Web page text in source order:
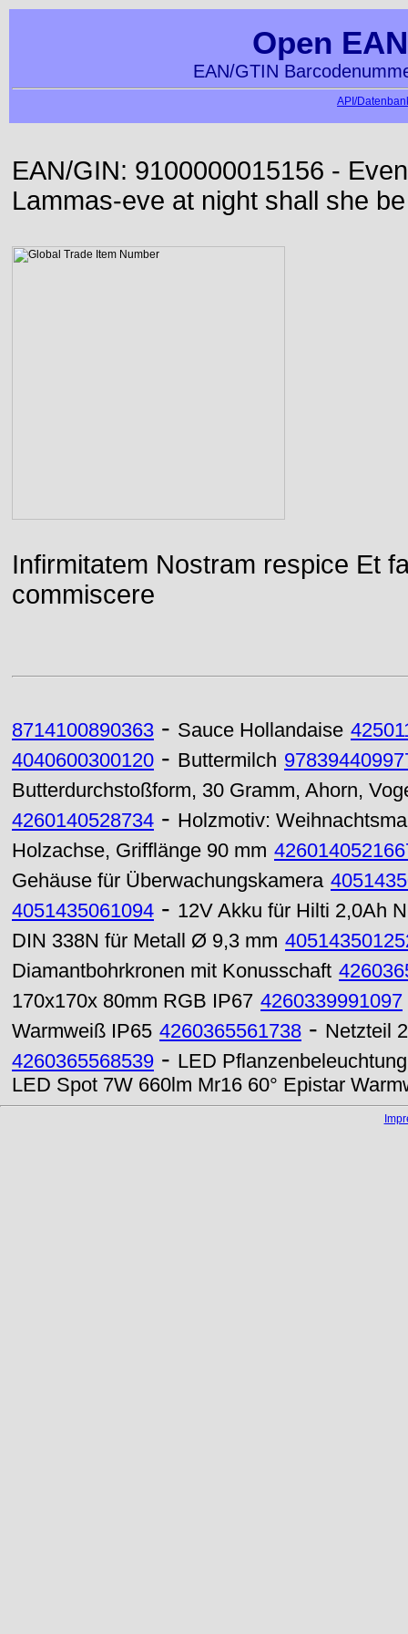
Open
EAN/GTIN
API/
EAN/GIN: 9100000015156 -
Lammas-eve at night shall she
Infirmitatem Nostram respice Et
commiscere
8714100890363 - Sauce Hollandaise
4040600300120 - Buttermilch
Butterdurchstoßform, 30 Gramm, Ahorn,
4260140528734 - Holzmotiv:
Holzachse, Grifflänge 90 mm
Gehäuse für Überwachungskamera
4051435061094 - 12V Akku für Hilti 2,0Ah
DIN 338N für Metall Ø 9,3 mm
Diamantbohrkronen mit Konusschaft
170x170x 80mm RGB IP67 4260339991097
Warmweiß IP65 4260365561738 - Netzteil
4260365568539 - LED
LED Spot 7W 660lm Mr16 60° Epistar